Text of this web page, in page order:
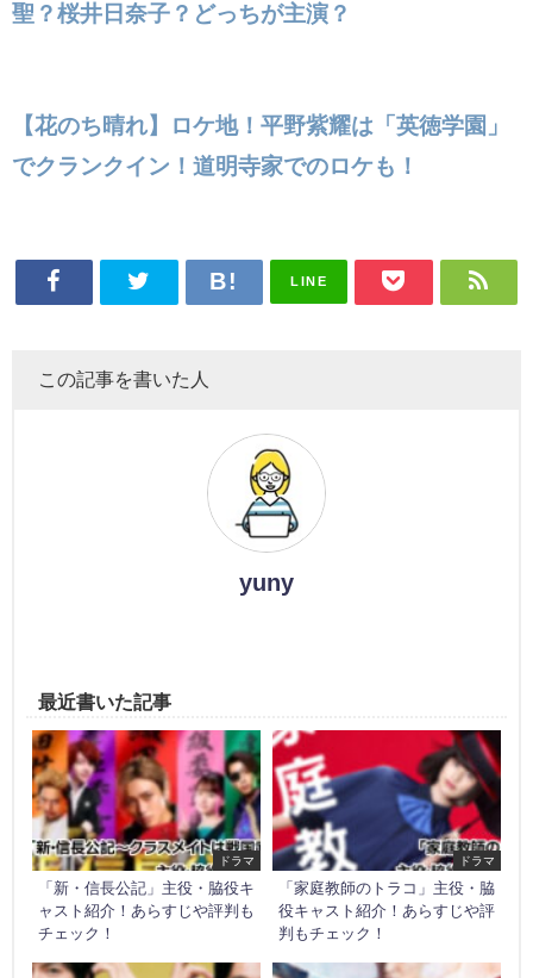
聖？桜井日奈子？どっちが主演？
【花のち晴れ】ロケ地！平野紫耀は「英徳学園」
でクランクイン！道明寺家でのロケも！
LINE
この記事を書いた人
yuny
最近書いた記事
ドラマ
「新・信長公記」主役・脇役キ
ャスト紹介！あらすじや評判も
チェック！
ドラマ
「家庭教師のトラコ」主役・脇
役キャスト紹介！あらすじや評
判もチェック！